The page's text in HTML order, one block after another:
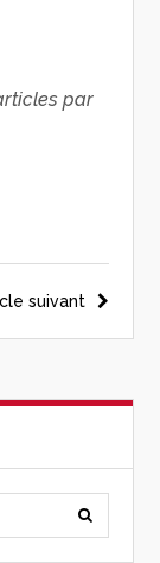
par
suivant